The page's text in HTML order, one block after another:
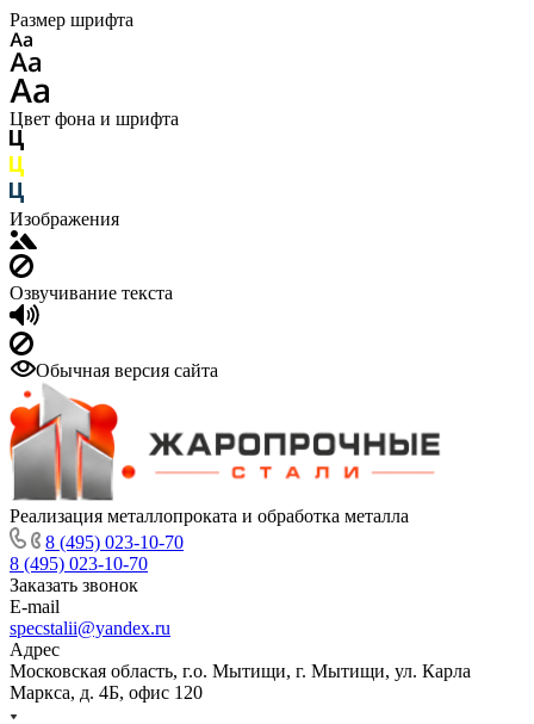
Размер шрифта
Цвет фона и шрифта
Изображения
Озвучивание текста
Обычная версия сайта
Реализация металлопроката и обработка металла
8 (495) 023-10-70
8 (495) 023-10-70
Заказать звонок
E-mail
specstalii@yandex.ru
Адрес
Московская область, г.о. Мытищи, г. Мытищи, ул. Карла
Маркса, д. 4Б, офис 120